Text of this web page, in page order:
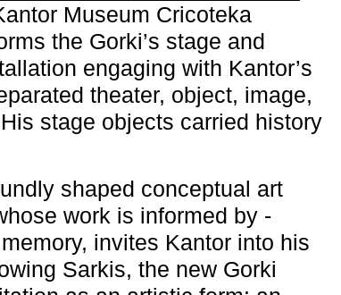
Museum Cricoteka
the Gorki’s stage and
engaging with Kantor’s
theater, object, image,
stage objects carried history
shaped conceptual art
work is informed by
invites Kantor into his
Sarkis, the new Gorki